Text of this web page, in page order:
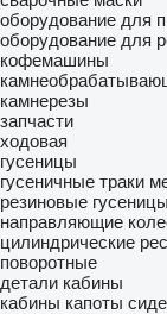
оборудование для
оборудование для
кофемашины
камнерезы
запчасти
ходовая
гусеницы
гусеничные траки
резиновые гусеницы
направляющие
цилиндрические
поворотные
детали кабины
кабины капоты